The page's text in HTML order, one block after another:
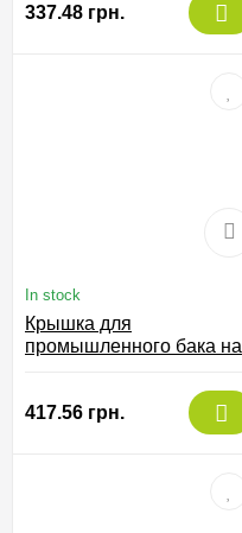
337.48 грн.
In stock
Крышка для
промышленного бака на
417.56 грн.